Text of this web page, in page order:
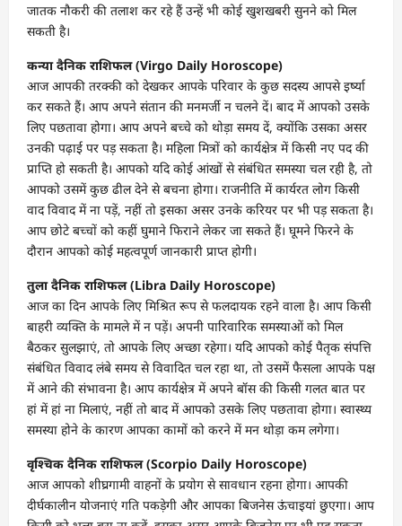
जातक नौकरी की तलाश कर रहे हैं उन्हें भी कोई खुशखबरी सुनने को मिल
सकती है।
कन्या दैनिक राशिफल (Virgo Daily Horoscope)
आज आपकी तरक्की को देखकर आपके परिवार के कुछ सदस्य आपसे इर्ष्या
कर सकते हैं। आप अपने संतान की मनमर्जी न चलने दें। बाद में आपको उसके
लिए पछतावा होगा। आप अपने बच्चे को थोड़ा समय दें, क्योंकि उसका असर
उनकी पढ़ाई पर पड़ सकता है। महिला मित्रों को कार्यक्षेत्र में किसी नए पद की
प्राप्ति हो सकती है। आपको यदि कोई आंखों से संबंधित समस्या चल रही है, तो
आपको उसमें कुछ ढील देने से बचना होगा। राजनीति में कार्यरत लोग किसी
वाद विवाद में ना पड़ें, नहीं तो इसका असर उनके करियर पर भी पड़ सकता है।
आप छोटे बच्चों को कहीं घुमाने फिराने लेकर जा सकते हैं। घूमने फिरने के
दौरान आपको कोई महत्वपूर्ण जानकारी प्राप्त होगी।
तुला दैनिक राशिफल (Libra Daily Horoscope)
आज का दिन आपके लिए मिश्रित रूप से फलदायक रहने वाला है। आप किसी
बाहरी व्यक्ति के मामले में न पड़ें। अपनी पारिवारिक समस्याओं को मिल
बैठकर सुलझाएं, तो आपके लिए अच्छा रहेगा। यदि आपको कोई पैतृक संपत्ति
संबंधित विवाद लंबे समय से विवादित चल रहा था, तो उसमें फैसला आपके पक्ष
में आने की संभावना है। आप कार्यक्षेत्र में अपने बॉस की किसी गलत बात पर
हां में हां ना मिलाएं, नहीं तो बाद में आपको उसके लिए पछतावा होगा। स्वास्थ्य
समस्या होने के कारण आपका कामों को करने में मन थोड़ा कम लगेगा।
वृश्चिक दैनिक राशिफल (Scorpio Daily Horoscope)
आज आपको शीघ्रगामी वाहनों के प्रयोग से सावधान रहना होगा। आपकी
दीर्घकालीन योजनाएं गति पकड़ेगी और आपका बिजनेस ऊंचाइयां छुएगा। आप